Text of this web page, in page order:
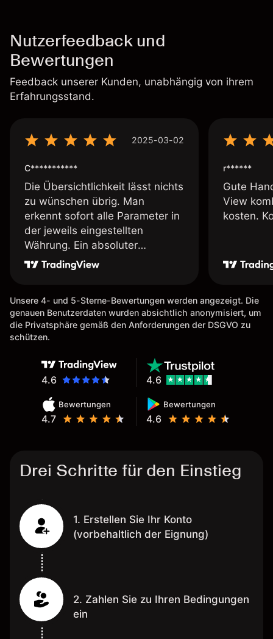
Nutzerfeedback und
Bewertungen
Feedback unserer Kunden, unabhängig von ihrem
Erfahrungsstand.
2025-03-02
C***********
Die Übersichtlichkeit lässt nichts
zu wünschen übrig. Man
erkennt sofort alle Parameter in
der jeweils eingestellten
Währung. Ein absoluter
Pluspunkt an dieser Stelle.
r******
Gute
View
kosten.
Unsere 4- und 5-Sterne-Bewertungen werden angezeigt. Die
genauen Benutzerdaten wurden absichtlich anonymisiert, um
die Privatsphäre gemäß den Anforderungen der DSGVO zu
schützen.
4.6
Bewertungen
4.7
Bewertungen
4.6
4.6
Drei Schritte für den Einstieg
1. Erstellen Sie Ihr Konto
(vorbehaltlich der Eignung)
2. Zahlen Sie zu Ihren Bedingungen
ein